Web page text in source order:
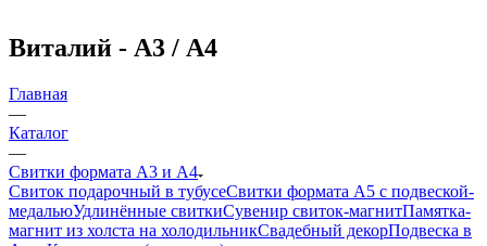
Виталий - А3 / А4
Главная
—
Каталог
—
Свитки формата А3 и А4
Свиток подарочный в тубусеСвитки формата А5 с подвеской-
медальюУдлинённые свиткиСувенир свиток-магнитПамятка-
магнит из холста на холодильникСвадебный декорПодвеска в